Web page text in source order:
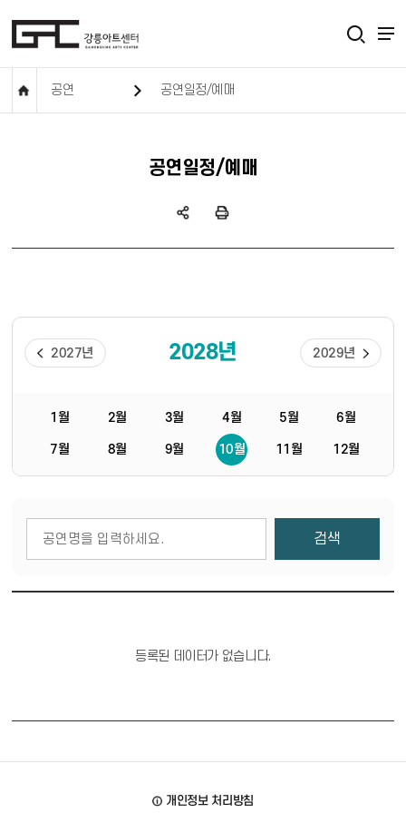
공연 공연일정/예매
공연일정/예매
2028년
2027년 2029년
1월 2월 3월 4월 5월 6월
7월 8월 9월 10월 11월 12월
검색
등록된 데이터가 없습니다.
개인정보 처리방침